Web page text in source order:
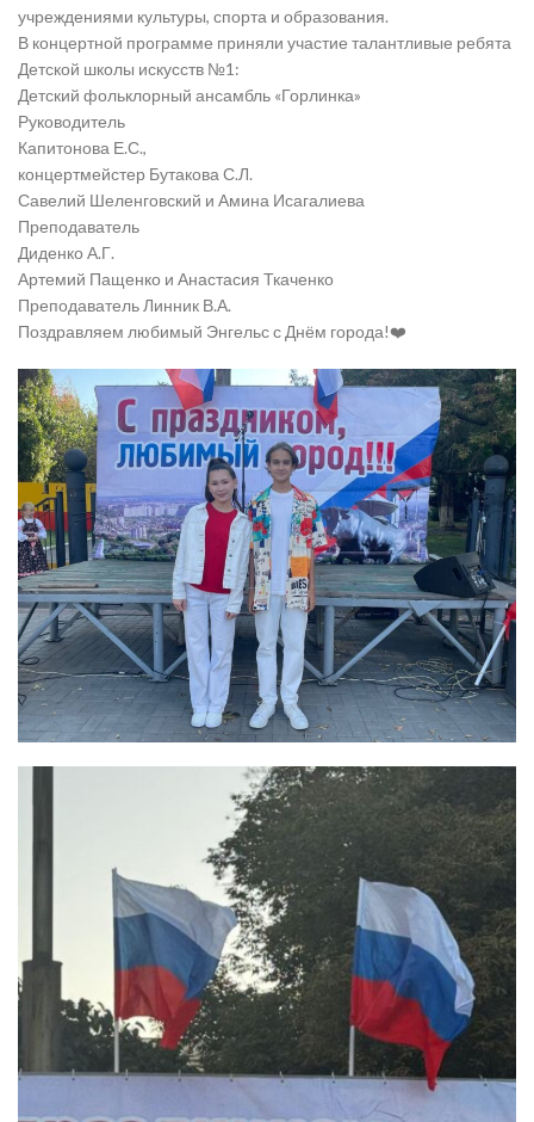
учреждениями культуры, спорта и образования.
В концертной программе приняли участие талантливые ребята
Детской школы искусств №1:
Детский фольклорный ансамбль «Горлинка»
Руководитель
Капитонова Е.С.,
концертмейстер Бутакова С.Л.
Савелий Шеленговский и Амина Исагалиева
Преподаватель
Диденко А.Г.
Артемий Пащенко и Анастасия Ткаченко
Преподаватель Линник В.А.
Поздравляем любимый Энгельс с Днём города!❤️